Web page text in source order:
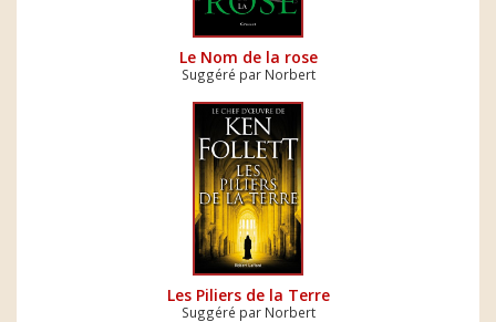
Le Nom de la rose
Suggéré par Norbert
Les Piliers de la Terre
Suggéré par Norbert